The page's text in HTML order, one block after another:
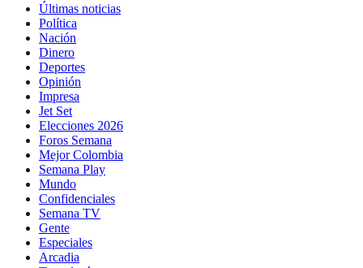
Últimas noticias
Política
Nación
Dinero
Deportes
Opinión
Impresa
Jet Set
Elecciones 2026
Foros Semana
Mejor Colombia
Semana Play
Mundo
Confidenciales
Semana TV
Gente
Especiales
Arcadia